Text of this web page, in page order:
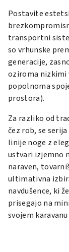
Postavite
transportni
so vrhunske
generacije,
oziroma nizkimi
popolnoma
prostora).
Za razliko od
čez rob, se
linije noge z
ustvari izjemno
naraven,
ultimativna
navdušence, ki
prisegajo na
svojem karavanu